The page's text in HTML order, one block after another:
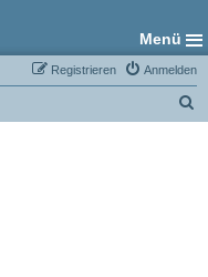
Menü
Anmelden
Registrieren